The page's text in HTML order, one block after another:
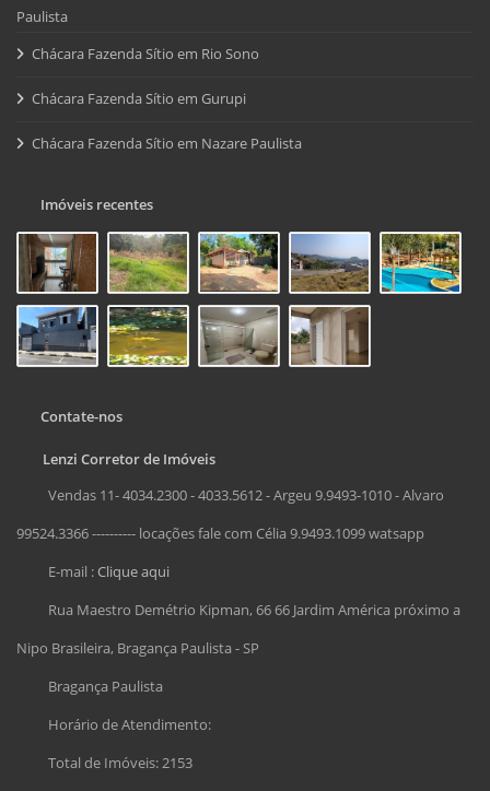
Paulista
Chácara Fazenda Sítio em Rio Sono
Chácara Fazenda Sítio em Gurupi
Chácara Fazenda Sítio em Nazare Paulista
Imóveis recentes
Contate-nos
Lenzi Corretor de Imóveis
Vendas 11- 4034.2300 - 4033.5612 - Argeu 9.9493-1010 - Alvaro
99524.3366 ---------- locações fale com Célia 9.9493.1099 watsapp
E-mail :Clique aqui
Rua Maestro Demétrio Kipman, 66 66 Jardim América próximo a
Nipo Brasileira, Bragança Paulista - SP
Bragança Paulista
Horário de Atendimento:
Total de Imóveis: 2153